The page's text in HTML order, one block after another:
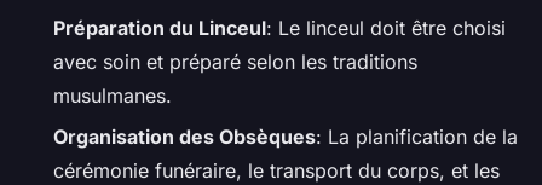
Préparation du Linceul: Le linceul doit être choisi
avec soin et préparé selon les traditions
musulmanes.
Organisation des Obsèques: La planification de la
cérémonie funéraire, le transport du corps, et les